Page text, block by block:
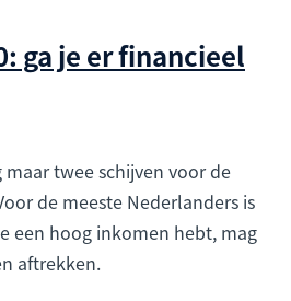
ga je er financieel
maar twee schijven voor de
de meeste Nederlanders is
een hoog inkomen hebt, mag
aftrekken.